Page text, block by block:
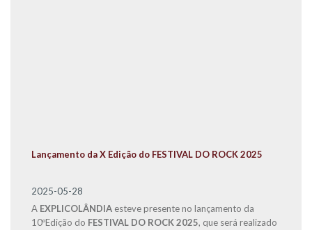
Lançamento da X Edição do FESTIVAL DO ROCK 2025
2025-05-28
A EXPLICOLÂNDIA esteve presente no lançamento da
10ºEdição do FESTIVAL DO ROCK 2025, que será realizado